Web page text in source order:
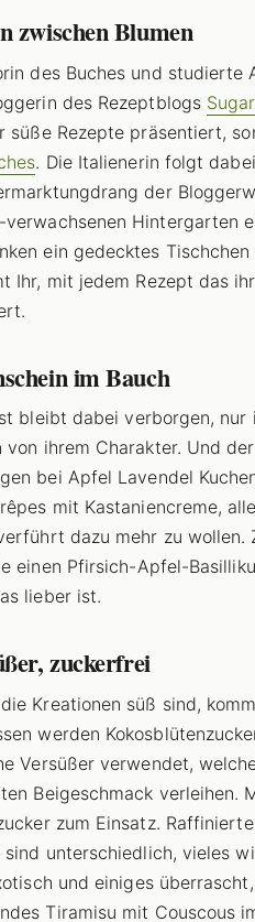
zwischen Blumen
des Buches und studierte
des Rezeptblogs
süße Rezepte präsentiert,
. Die Italienerin folgt
der
verwachsenen Hintergarten
ein gedecktes
Ihr, mit jedem Rezept das
im Bauch
bleibt dabei verborgen, nur
von ihrem Charakter. Und
bei Apfel Lavendel
mit Kastaniencreme,
dazu mehr zu
einen Pfirsich-Apfel-
lieber ist.
zuckerfrei
Kreationen süß sind,
werden
Versüßer verwendet,
Beigeschmack verleihen.
zum Einsatz.
sind unterschiedlich, vieles
und einiges
Tiramisu mit Couscous